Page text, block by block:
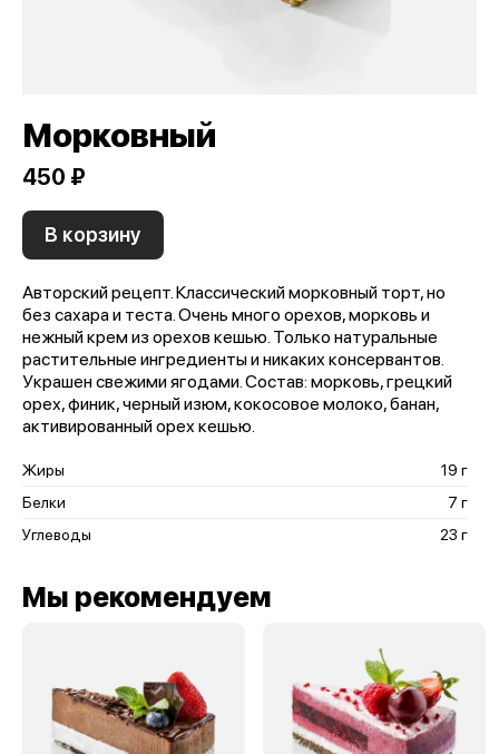
Морковный
450 ₽
В корзину
Авторский рецепт. Классический морковный торт, но
без сахара и теста. Очень много орехов, морковь и
нежный крем из орехов кешью. Только натуральные
растительные ингредиенты и никаких консервантов.
Украшен свежими ягодами. Состав: морковь, грецкий
орех, финик, черный изюм, кокосовое молоко, банан,
активированный орех кешью.
Жиры
19 г
Белки
7 г
Углеводы
23 г
Мы рекомендуем